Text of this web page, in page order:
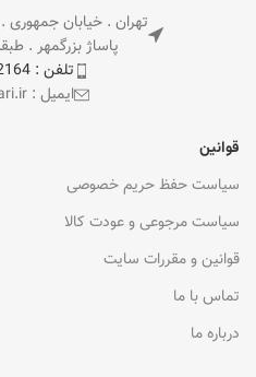
تهران . خیابان جمهوری
پاساژ بزرگمهر .
تلفن : 09194912164
ایمیل : info@rokari.ir
قوانین
سیاست حفظ حریم خصوصی
سیاست مرجوعی و عودت کالا
قوانین و مقررات سایت
تماس با ما
درباره ما